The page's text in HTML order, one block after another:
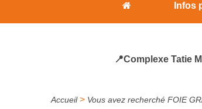
Infos
📍Complexe Tatie
Accueil> Vous avez recherché FOIE